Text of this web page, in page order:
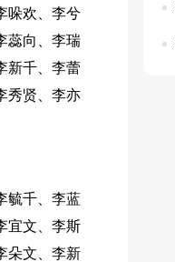
哚欢、李兮
蕊向、李瑞
新千、李蕾
秀贤、李亦
毓千、李蓝
宜文、李斯
朵文、李新